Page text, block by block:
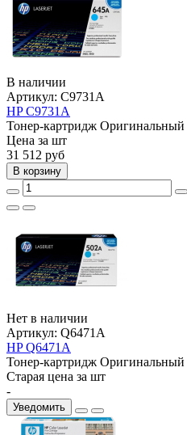
В наличии
Артикул: C9731A
HP C9731A
Тонер-картридж Оригинальный
Цена за шт
31 512 руб
В корзину
Нет в наличии
Артикул: Q6471A
HP Q6471A
Тонер-картридж Оригинальный
Старая цена за шт
-
Уведомить